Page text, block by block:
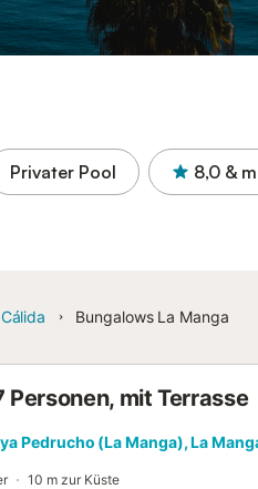
Privater Pool 8,0 &
Bungalows La Manga
Personen, mit Terrasse
Pedrucho (La Manga), La
10 m zur Küste